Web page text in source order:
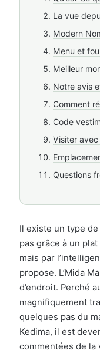
78 bis Derb
Fusion
Réservation
La vue
Modern
Menu et
Meilleur
Notre avis
Comment
Code
Visiter
Questions
Il existe un type
pas grâce à un
mais par
propose. L’Mida
d’endroit. Perché
magnifiquement
quelques pas du
Kedima, il est
commentées de la